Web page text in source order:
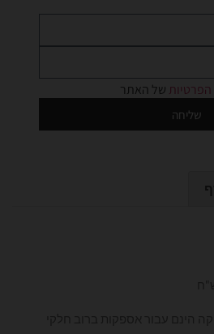
הפרטיות של האתר
שליחה